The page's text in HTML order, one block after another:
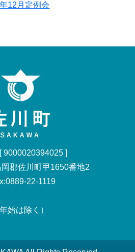
12月定例会
]
郡佐川町甲1650番地2
22-1119
始は除く）